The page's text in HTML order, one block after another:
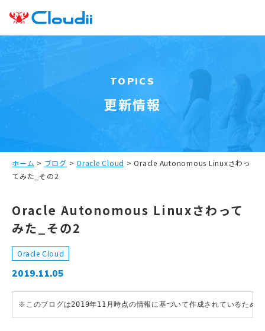
TOPICS
更新情報
ホーム > ブログ > Oracle Cloud >Oracle Autonomous Linuxさわっ
てみた_その2
Oracle Autonomous Linuxさわって
みた_その2
Oracle Cloud
2019.11.05
※このブログは2019年11月時点の情報に基づいて作成されているため